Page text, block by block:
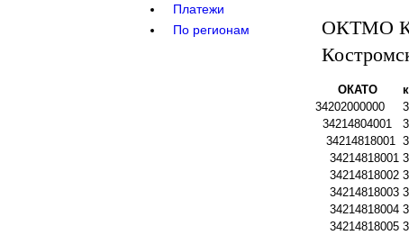
Платежи
По регионам
ОКТМО
ОКАТО
34202000000
34214804001
34214818001
34214818001
34214818002
34214818003
34214818004
34214818005